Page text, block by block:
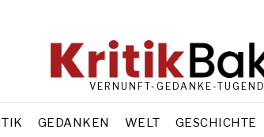
VERNUNFT-GEDANKE-TUGEND
GEDANKEN WELT GESCHICHTE